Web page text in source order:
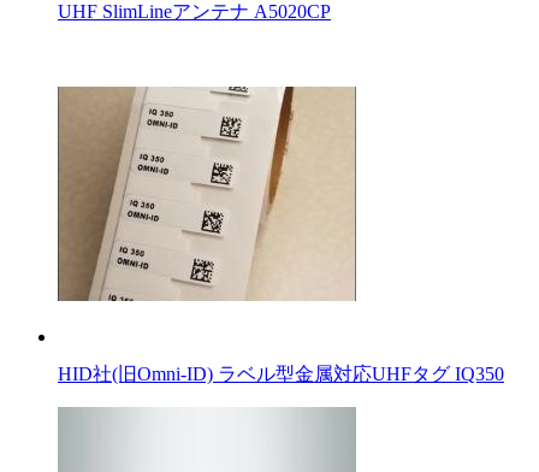
UHF SlimLineアンテナ A5020CP
HID社(旧Omni-ID) ラベル型金属対応UHFタグ IQ350